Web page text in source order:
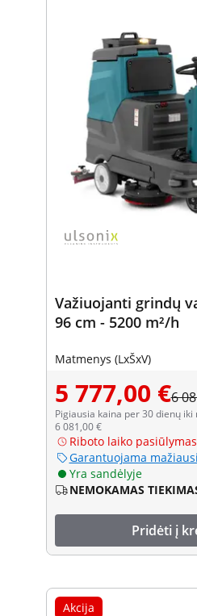
Važiuojanti grindų
96 cm - 5200 m²/h
Matmenys (LxŠxV)
5 777,00 €6
Pigiausia kaina per 30 dienų
6 081,00 €
Riboto laiko pasiūlymas
Garantuojama
Yra sandėlyje
NEMOKAMAS
Pridėti į
Akcija